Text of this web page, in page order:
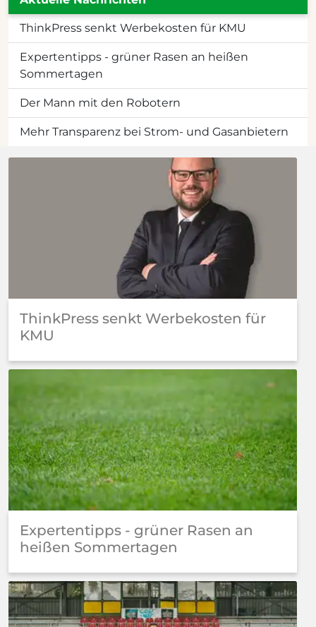
ThinkPress senkt Werbekosten für KMU
Expertentipps - grüner Rasen an heißen
Sommertagen
Der Mann mit den Robotern
Mehr Transparenz bei Strom- und Gasanbietern
ThinkPress senkt Werbekosten für
KMU
Expertentipps - grüner Rasen an
heißen Sommertagen